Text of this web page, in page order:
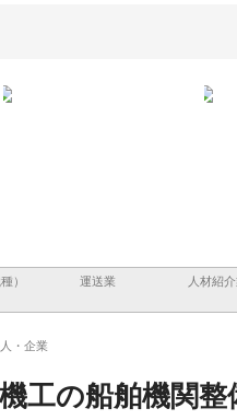
） 運送業 人材紹
・企業
工の船舶機関